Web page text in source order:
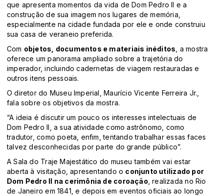
que apresenta momentos da vida de Dom Pedro II e a
construção de sua imagem nos lugares de memória,
especialmente na cidade fundada por ele e onde construiu
sua casa de veraneio preferida.
Com objetos, documentos e materiais inéditos , a mostra
oferece um panorama ampliado sobre a trajetória do
imperador, incluindo cadernetas de viagem restauradas e
outros itens pessoais.
O diretor do Museu Imperial, Maurício Vicente Ferreira Jr.,
fala sobre os objetivos da mostra.
“A ideia é discutir um pouco os interesses intelectuais de
Dom Pedro II, a sua atividade como astrônomo, como
tradutor, como poeta, enfim, tentando trabalhar essas faces
talvez desconhecidas por parte do grande público”.
A Sala do Traje Majestático do museu também vai estar
aberta à visitação, apresentando o conjunto utilizado por
Dom Pedro II na cerimônia de coroação , realizada no Rio
de Janeiro em 1841, e depois em eventos oficiais ao longo